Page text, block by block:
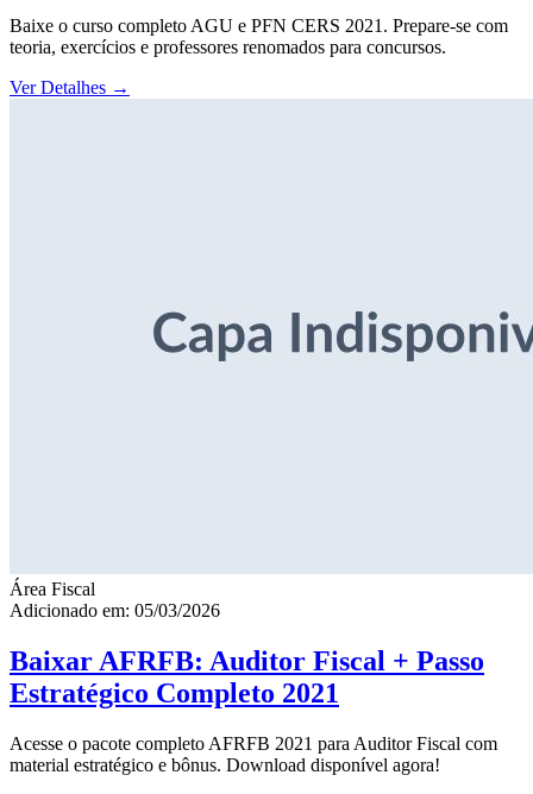
Baixe o curso completo AGU e PFN CERS 2021. Prepare-se com
teoria, exercícios e professores renomados para concursos.
Ver Detalhes →
Área Fiscal
Adicionado em: 05/03/2026
Baixar AFRFB: Auditor Fiscal + Passo
Estratégico Completo 2021
Acesse o pacote completo AFRFB 2021 para Auditor Fiscal com
material estratégico e bônus. Download disponível agora!